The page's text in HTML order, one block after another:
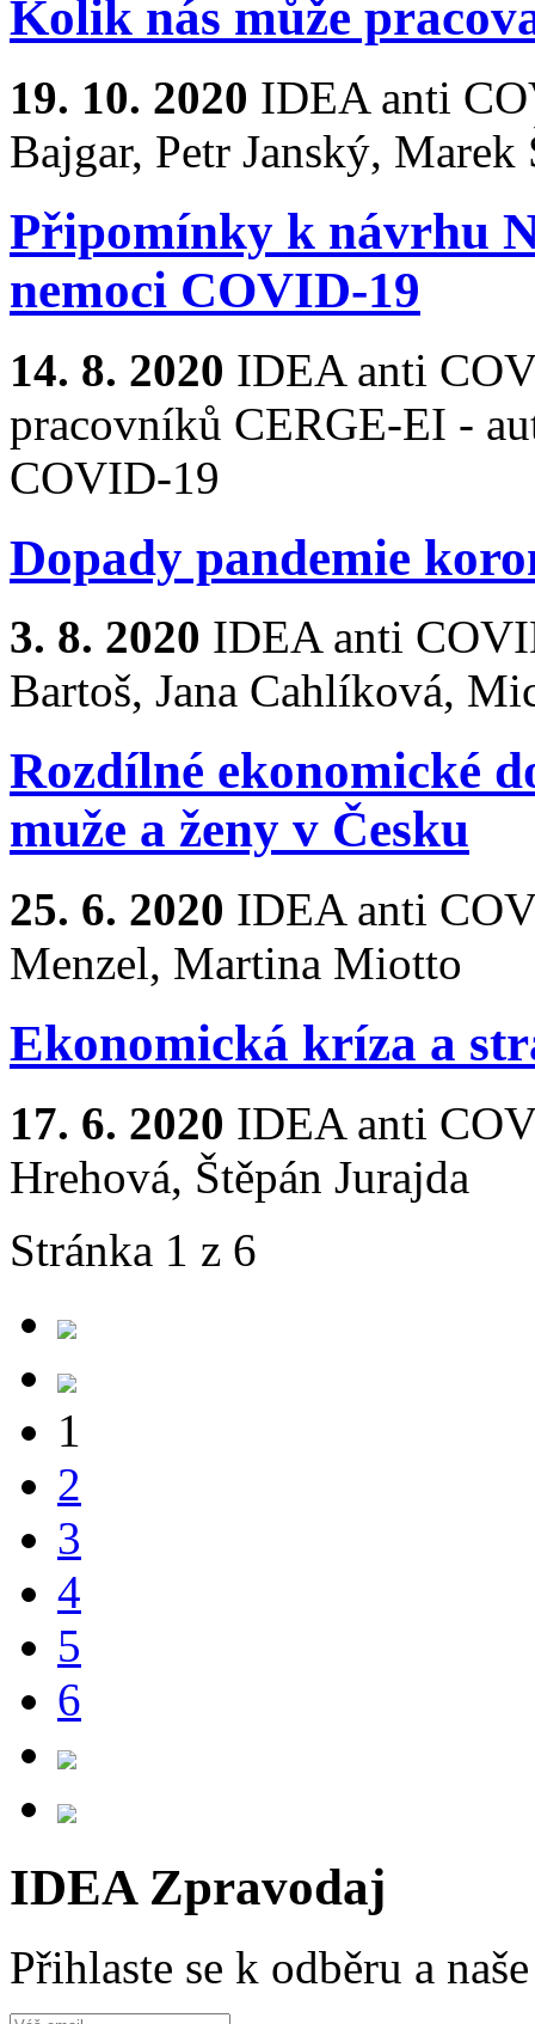
Kolik nás může
19. 10. 2020 IDEA anti
Bajgar, Petr Janský, Marek
Připomínky k návrhu
nemoci COVID-19
14. 8. 2020 IDEA anti
pracovníků CERGE-EI -
COVID-19
Dopady pandemie
3. 8. 2020 IDEA anti
Bartoš, Jana Cahlíková,
Rozdílné ekonomické
muže a ženy v Česku
25. 6. 2020 IDEA anti
Menzel, Martina Miotto
Ekonomická kríza a
17. 6. 2020 IDEA anti
Hrehová, Štěpán Jurajda
Stránka 1 z 6
1
2
3
4
5
6
IDEA Zpravodaj
Přihlaste se k odběru a